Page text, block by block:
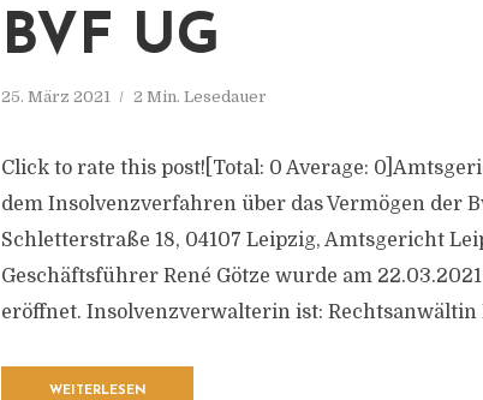
BVF UG
25. März 2021 2 Min. Lesedauer
Click to rate this post![Total: 0 Average:
dem Insolvenzverfahren über das Vermögen der
Schletterstraße 18, 04107 Leipzig, Amtsgericht
Geschäftsführer René Götze wurde am
eröffnet. Insolvenzverwalterin ist: Rechtsanwältin
WEITERLESEN